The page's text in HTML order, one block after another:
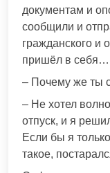
документам и
сообщили и
гражданского и
пришёл в себя…
– Почему же ты
– Не хотел
отпуск, и я
Если бы я
такое,